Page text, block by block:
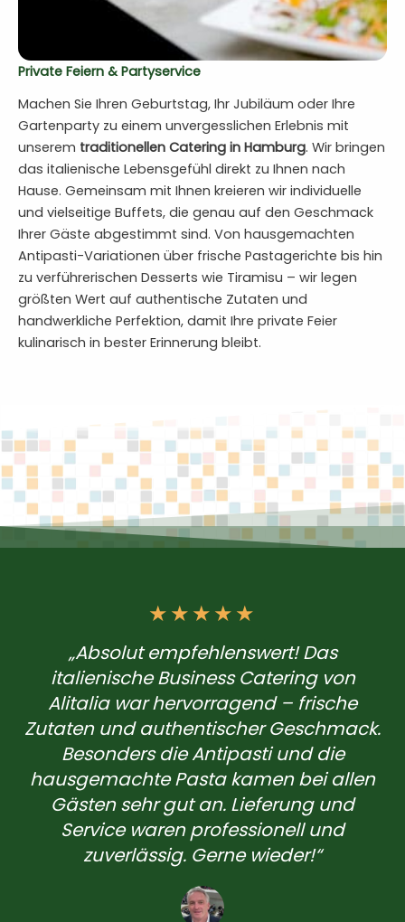
Private Feiern & Partyservice
Machen Sie Ihren Geburtstag, Ihr Jubiläum oder Ihre
Gartenparty zu einem unvergesslichen Erlebnis mit
unserem traditionellen Catering in Hamburg. Wir bringen
das italienische Lebensgefühl direkt zu Ihnen nach
Hause. Gemeinsam mit Ihnen kreieren wir individuelle
und vielseitige Buffets, die genau auf den Geschmack
Ihrer Gäste abgestimmt sind. Von hausgemachten
Antipasti-Variationen über frische Pastagerichte bis hin
zu verführerischen Desserts wie Tiramisu – wir legen
größten Wert auf authentische Zutaten und
handwerkliche Perfektion, damit Ihre private Feier
kulinarisch in bester Erinnerung bleibt.
★★★★★
„Absolut empfehlenswert! Das
italienische Business Catering von
Alitalia war hervorragend – frische
Zutaten und authentischer Geschmack.
Besonders die Antipasti und die
hausgemachte Pasta kamen bei allen
Gästen sehr gut an. Lieferung und
Service waren professionell und
zuverlässig. Gerne wieder!“